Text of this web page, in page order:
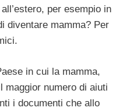
per esempio in
diventare mamma? Per
in cui la mamma,
maggior numero di aiuti
i documenti che allo